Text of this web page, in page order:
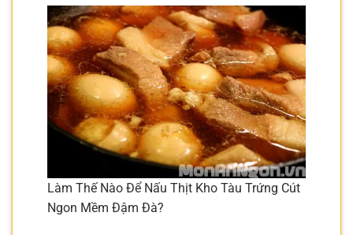
Làm Thế Nào Để Nấu Thịt Kho Tàu Trứng Cút
Ngon Mềm Đậm Đà?